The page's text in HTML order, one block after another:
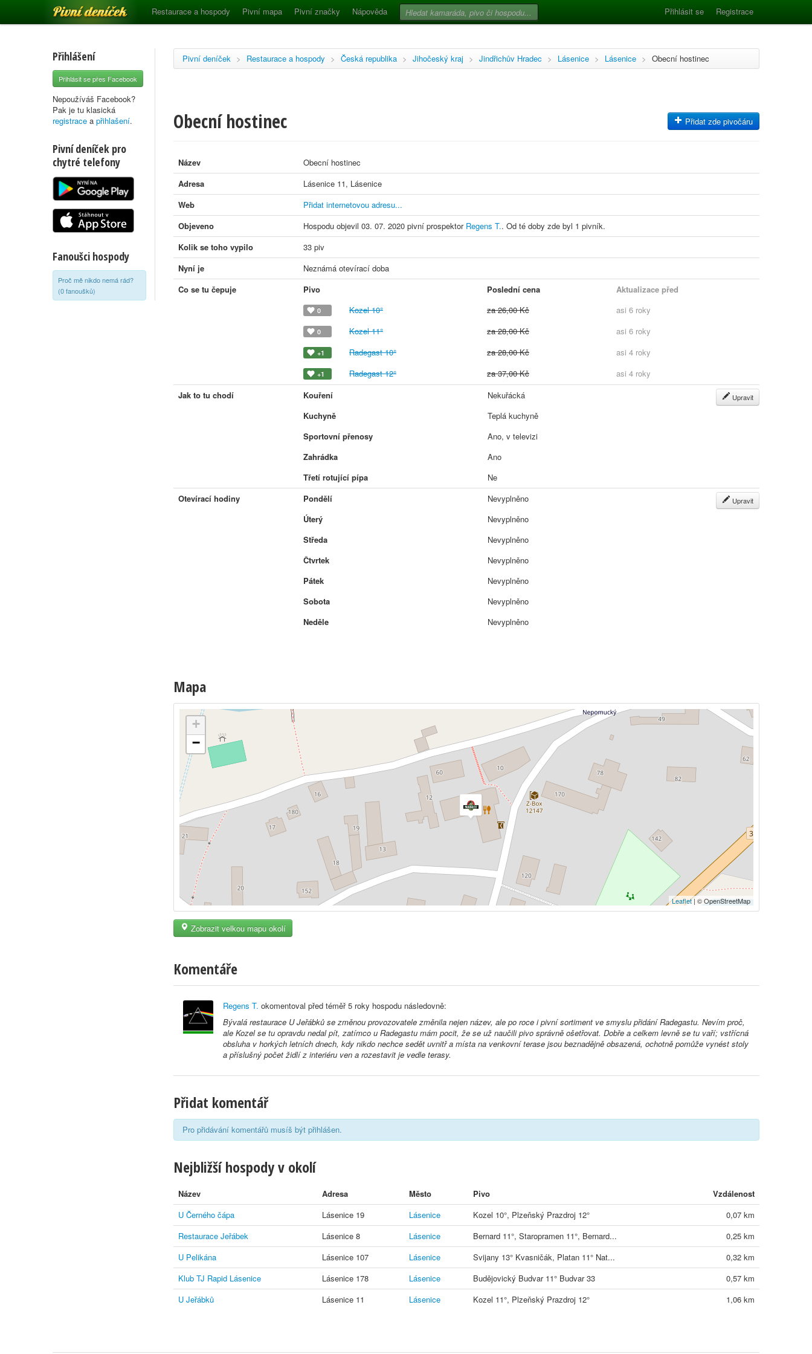
Pivní deníček Restaurace a hospody Pivní mapa Pivní značky Nápověda Přihlásit se Registrace
Přihlášení
Přihlásit se přes Facebook
Nepoužíváš Facebook?
Pak je tu klasická
registrace a přihlašení.
Pivní deníček pro
chytré telefony
Fanoušci hospody
Proč mě nikdo nemá rád?
(0 fanoušků)
Pivní deníček > Restaurace a hospody > Česká republika > Jihočeský kraj > Jindřichův Hradec > Lásenice > Lásenice > Obecní hostinec
Obecní hostinec Přidat zde pivočáru
Název
Obecní hostinec
Adresa
Lásenice 11, Lásenice
Web
Přidat internetovou adresu...
Objeveno
Hospodu objevil 03. 07. 2020 pivní prospektor Regens T.. Od té doby zde byl 1 pivník.
Kolik se toho vypilo
33 piv
Nyní je
Neznámá otevírací doba
Co se tu čepuje
Pivo Poslední cena Aktualizace před
0 Kozel 10° za 26,00 Kč asi 6 roky
0 Kozel 11° za 28,00 Kč asi 6 roky
+1 Radegast 10° za 28,00 Kč asi 4 roky
+1 Radegast 12° za 37,00 Kč
asi 4 roky
Jak to tu chodí
Upravit
Kouření
Nekuřácká
Kuchyně
Teplá kuchyně
Sportovní přenosy
Ano, v televizi
Zahrádka
Ano
Třetí rotující pípa
Ne
Otevírací hodiny
Upravit
Pondělí
Nevyplněno
Úterý
Nevyplněno
Středa
Nevyplněno
Čtvrtek
Nevyplněno
Pátek
Nevyplněno
Sobota
Nevyplněno
Neděle
Nevyplněno
Mapa
+
−
Leaflet| © OpenStreetMap
Zobrazit velkou mapu okolí
Komentáře
Regens T. okomentoval před téměř 5 roky hospodu následovně:
Bývalá restaurace U Jeřábků se změnou provozovatele změnila nejen název, ale po roce i pivní sortiment ve smyslu přidání Radegastu. Nevím proč,
ale Kozel se tu opravdu nedal pít, zatímco u Radegastu mám pocit, že se už naučili pivo správně ošetřovat. Dobře a celkem levně se tu vaří; vstřícná
obsluha v horkých letních dnech, kdy nikdo nechce sedět uvnitř a místa na venkovní terase jsou beznadějně obsazená, ochotně pomůže vynést stoly
a příslušný počet židlí z interiéru ven a rozestavit je vedle terasy.
Přidat komentář
Pro přidávání komentářů musíš být přihlášen.
Nejbližší hospody v okolí
Název Adresa Město Pivo
Vzdálenost
U Černého čápa
Lásenice 19 Lásenice Kozel 10°, Plzeňský Prazdroj 12°
0,07 km
Restaurace Jeřábek
Lásenice 8 Lásenice Bernard 11°, Staropramen 11°, Bernard...
0,25 km
U Pelikána
Lásenice 107 Lásenice Svijany 13° Kvasničák, Platan 11° Nat...
0,32 km
Klub TJ Rapid Lásenice
Lásenice 178 Lásenice Budějovický Budvar 11° Budvar 33
0,57 km
U Jeřábků
Lásenice 11 Lásenice Kozel 11°, Plzeňský Prazdroj 12° 1,06 km